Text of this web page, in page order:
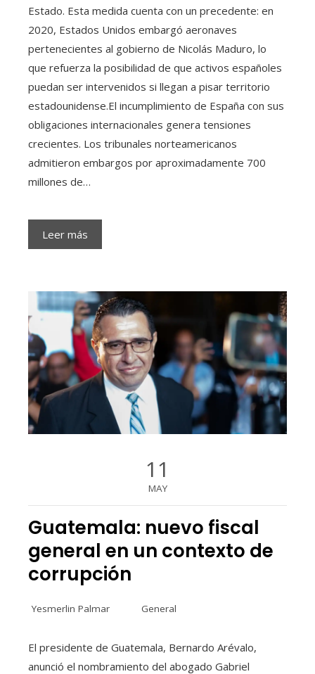
Estado. Esta medida cuenta con un precedente: en
2020, Estados Unidos embargó aeronaves
pertenecientes al gobierno de Nicolás Maduro, lo
que refuerza la posibilidad de que activos españoles
puedan ser intervenidos si llegan a pisar territorio
estadounidense.El incumplimiento de España con sus
obligaciones internacionales genera tensiones
crecientes. Los tribunales norteamericanos
admitieron embargos por aproximadamente 700
millones de…
Leer más
11
MAY
Guatemala: nuevo fiscal
general en un contexto de
corrupción
Yesmerlin Palmar General
El presidente de Guatemala, Bernardo Arévalo,
anunció el nombramiento del abogado Gabriel